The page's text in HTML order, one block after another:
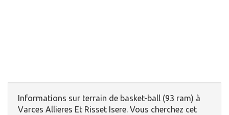
Informations sur terrain de basket-ball (93 ram) à
Varces Allieres Et Risset Isere. Vous cherchez cet